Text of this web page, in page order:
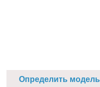
Определить модель